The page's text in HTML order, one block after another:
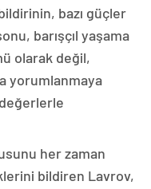
bazı güçler
barışçıl yaşama
olarak değil,
yorumlanmaya
değerlerle
her zaman
bildiren Lavrov,